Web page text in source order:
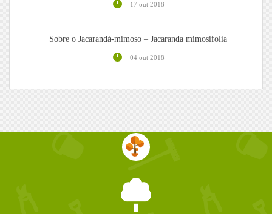
17 out 2018
Sobre o Jacarandá-mimoso – Jacaranda mimosifolia
04 out 2018